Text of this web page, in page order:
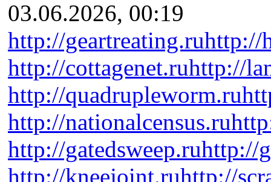
03.06.2026, 00:19
http://geartreating.ruhttp://
http://cottagenet.ruhttp://
http://quadrupleworm.ru
http://nationalcensus.ru
http://gatedsweep.ruhttp://
http://kneejoint.ruhttp://